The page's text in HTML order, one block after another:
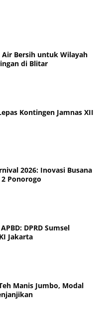
Bersih untuk Wilayah
di Blitar
Kontingen Jamnas XII
2026: Inovasi Busana
2 Ponorogo
DPRD Sumsel
Jakarta
Manis Jumbo, Modal